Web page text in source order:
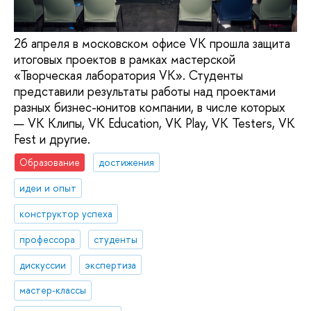
26 апреля в московском офисе VK прошла защита
итоговых проектов в рамках мастерской
«Творческая лаборатория VK». Студенты
представили результаты работы над проектами
разных бизнес-юнитов компании, в числе которых
— VK Клипы, VK Education, VK Play, VK Testers, VK
Fest и другие.
Образование
достижения
идеи и опыт
конструктор успеха
профессора
студенты
дискуссии
экспертиза
мастер-классы